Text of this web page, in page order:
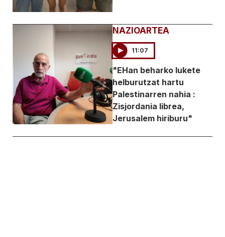
NAZIOARTEA
11:07
"EHan beharko lukete
helburutzat hartu
Palestinarren nahia :
Zisjordania librea,
Jerusalem hiriburu"